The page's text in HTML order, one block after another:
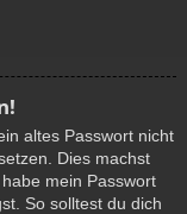
altes Passwort nicht
Dies machst
mein Passwort
So solltest du dich